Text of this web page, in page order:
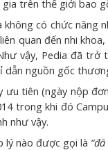
trên thế giới bao
có chức năng
quan đến nhi
vậy, Pedia đã
dẫn nguồn gốc
tiên (ngày nộp
trong khi đó
như vậy.
nào được gọi là